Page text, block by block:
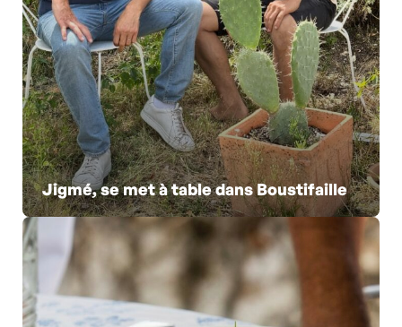
Jigmé, se met à table dans Boustifaille